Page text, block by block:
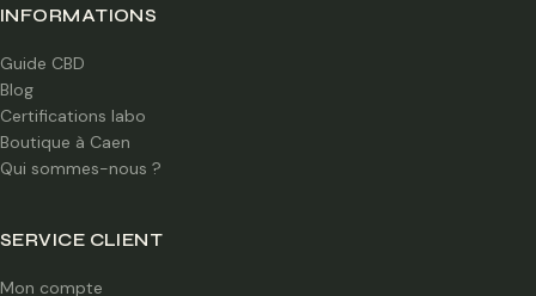
INFORMATIONS
Guide CBD
Blog
Certifications labo
Boutique à Caen
Qui sommes-nous ?
SERVICE CLIENT
Mon compte